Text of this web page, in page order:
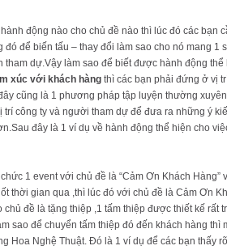
động nào cho chủ đề nào thì lúc đó các bạn
đó để biến tấu – thay đổi làm sao cho nó mang 1
tham dự.Vậy làm sao để biết được hành động thể
xúc với khách hàng thì các bạn phải đứng ở vị
cũng là 1 phương pháp tập luyện thường
trí công ty và người tham dự để đưa ra những ý
đây là 1 ví dụ về hành động thể hiện cho
1 event với chủ đề là “Cảm Ơn Khách Hàng”
thời gian qua ,thì lúc đó với chủ đề là Cảm Ơn
chủ đề là tặng thiệp ,1 tấm thiệp được thiết kế rất
sao để chuyển tấm thiệp đó đến khách hàng thì
Hoa Nghệ Thuật. Đó là 1 ví dụ để các bạn thấy